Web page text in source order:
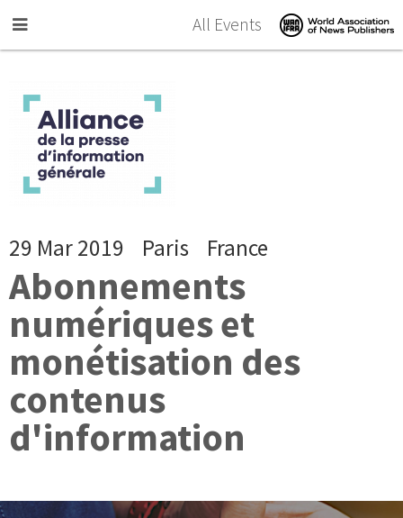
All Events
29 Mar 2019 Paris France
Abonnements
numériques et
monétisation des
contenus
d'information